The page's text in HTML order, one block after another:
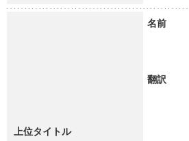
上位タイトル
名前
翻訳